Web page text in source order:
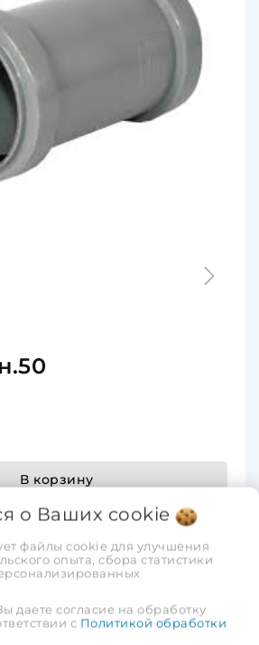
В корзину
Быстрый заказ
о Ваших cookie
файлы cookie для улучшения
опыта, сбора статистики
даете согласие на обработку
с Политикой обработки